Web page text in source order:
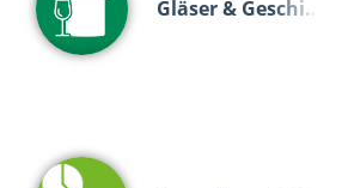
Gläser & Geschi…